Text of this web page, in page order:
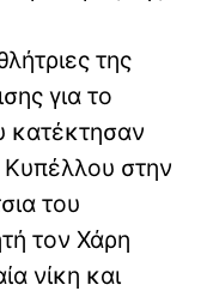
της
για το
κατέκτησαν
Κυπέλλου στην
του
τον Χάρη
νίκη και